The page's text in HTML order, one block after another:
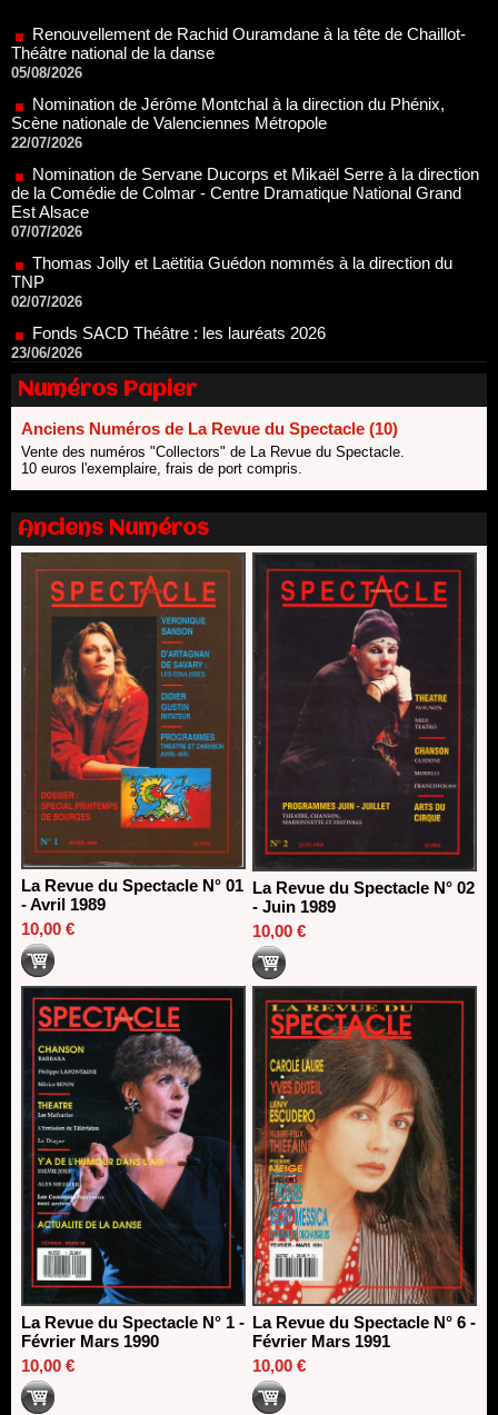
Nomination de Jérôme Montchal à la direction du Phénix,
Scène nationale de Valenciennes Métropole
22/07/2026
Nomination de Servane Ducorps et Mikaël Serre à la direction
de la Comédie de Colmar - Centre Dramatique National Grand
Est Alsace
07/07/2026
Thomas Jolly et Laëtitia Guédon nommés à la direction du
TNP
02/07/2026
Fonds SACD Théâtre : les lauréats 2026
23/06/2026
20/06/2026
Le palmarès des prix SACD 2026
18/06/2026
Les 10 lauréats du Fonds Grandes Formes Théâtre 2026
SACD
13/06/2026
Nomination de Nathalie Garraud et Olivier Saccomano à la
direction du Théâtre de Gennevilliers - CDN
13/06/2026
18/03/2026
Numéros Papier
Anciens Numéros de La Revue du Spectacle (10)
Vente des numéros "Collectors" de La Revue du Spectacle.
10 euros l'exemplaire, frais de port compris.
Anciens Numéros
La Revue du Spectacle N° 01
- Avril 1989
10,00 €
La Revue du Spectacle N° 02
- Juin 1989
10,00 €
La Revue du Spectacle N° 1 -
Février Mars 1990
10,00 €
La Revue du Spectacle N° 6 -
Février Mars 1991
10,00 €